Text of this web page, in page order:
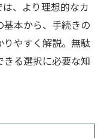
、より理想的なカ
本から、手続きの
やすく解説。無駄
る選択に必要な知